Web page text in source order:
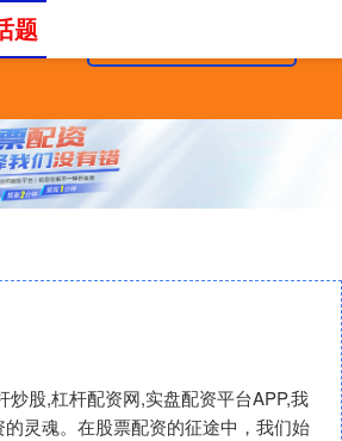
炒股,杠杆配资网,实盘配资平台APP,我
灵魂。在股票配资的征途中，我们始
题